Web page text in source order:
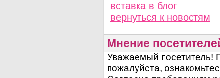
вставка в блог
вернуться к новостям
Мнение